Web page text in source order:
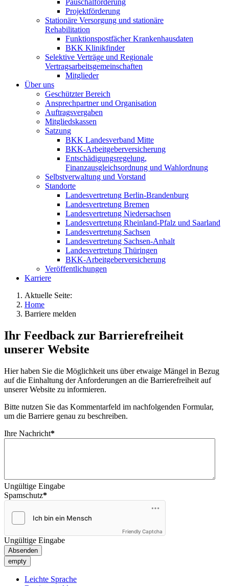
Pauschalförderung
Projektförderung
Stationäre Versorgung und stationäre
Rehabilitation
Funktionspostfächer Krankenhausdaten
BKK Klinikfinder
Selektive Verträge und Regionale
Vertragsarbeitsgemeinschaften
Mitglieder
Über uns
Geschützter Bereich
Ansprechpartner und Organisation
Auftragsvergaben
Mitgliedskassen
Satzung
BKK Landesverband Mitte
BKK-Arbeitgeberversicherung
Entschädigungsregelung,
Finanzausgleichsordnung und Wahlordnung
Selbstverwaltung und Vorstand
Standorte
Landesvertretung Berlin-Brandenburg
Landesvertretung Bremen
Landesvertretung Niedersachsen
Landesvertretung Rheinland-Pfalz und Saarland
Landesvertretung Sachsen
Landesvertretung Sachsen-Anhalt
Landesvertretung Thüringen
BKK-Arbeitgeberversicherung
Veröffentlichungen
Karriere
Aktuelle Seite:
Home
Barriere melden
Ihr Feedback zur Barrierefreiheit
unserer Website
Hier haben Sie die Möglichkeit uns über etwaige Mängel in Bezug
auf die Einhaltung der Anforderungen an die Barrierefreiheit auf
unserer Website zu informieren.
Bitte nutzen Sie das Kommentarfeld im nachfolgenden Formular,
um die Barriere genau zu beschreiben.
Ihre Nachricht*
Ungültige Eingabe
Spamschutz*
Friendly Captcha
Ungültige Eingabe
Absenden
empty
Leichte Sprache